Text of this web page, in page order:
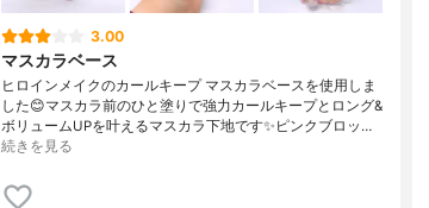
3.00
マスカラベース
ヒロインメイクのカールキープ マスカラベースを使用しま
した😊マスカラ前のひと塗りで強力カールキープとロング&
ボリュームUPを叶えるマスカラ下地です✨ピンクブロッ…
続きを見る